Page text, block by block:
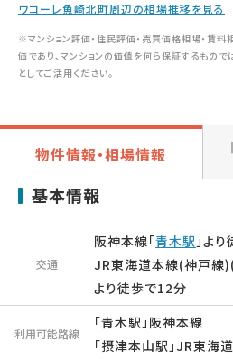
ワコーレ魚崎北町周辺の相場推移を見る
※マンション評価・住民評価・売買価格相場・賃
価であり、マンションの価値を何ら保証するもので
としてご活用ください。
物件情報・相場情報
基本情報
交通
阪神本線「青木駅」よ
JR東海道本線(神戸線
より徒歩で12分
利用可能路線
「青木駅」阪神本線
「摂津本山駅」JR東海